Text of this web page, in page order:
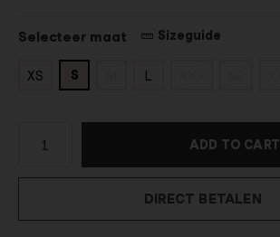
Selecteer maat Sizeguide
XS S L
ADD TO CART
DIRECT BETALEN